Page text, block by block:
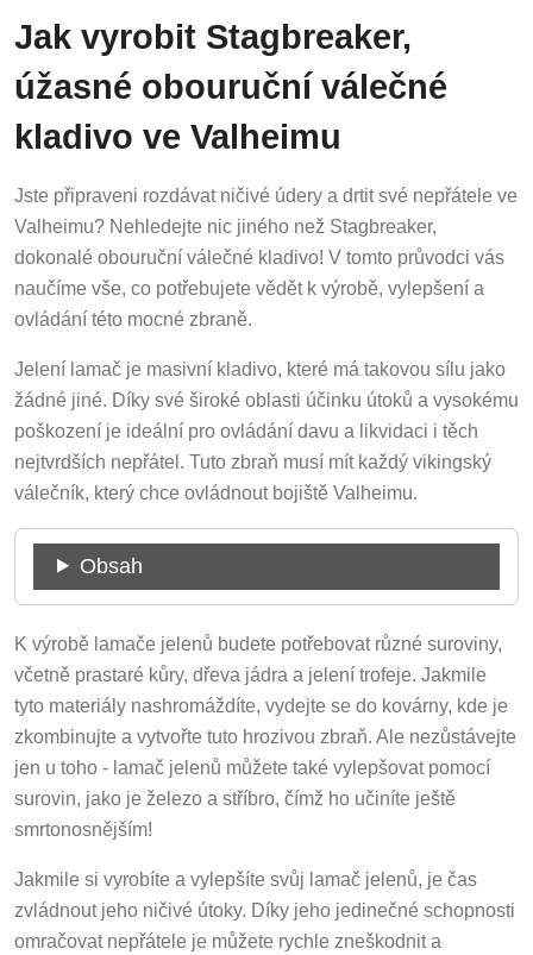
Jak vyrobit Stagbreaker,
úžasné obouruční válečné
kladivo ve Valheimu
Jste připraveni rozdávat ničivé údery a drtit své nepřátele ve
Valheimu? Nehledejte nic jiného než Stagbreaker,
dokonalé obouruční válečné kladivo! V tomto průvodci vás
naučíme vše, co potřebujete vědět k výrobě, vylepšení a
ovládání této mocné zbraně.
Jelení lamač je masivní kladivo, které má takovou sílu jako
žádné jiné. Díky své široké oblasti účinku útoků a vysokému
poškození je ideální pro ovládání davu a likvidaci i těch
nejtvrdších nepřátel. Tuto zbraň musí mít každý vikingský
válečník, který chce ovládnout bojiště Valheimu.
Obsah
K výrobě lamače jelenů budete potřebovat různé suroviny,
včetně prastaré kůry, dřeva jádra a jelení trofeje. Jakmile
tyto materiály nashromáždíte, vydejte se do kovárny, kde je
zkombinujte a vytvořte tuto hrozivou zbraň. Ale nezůstávejte
jen u toho - lamač jelenů můžete také vylepšovat pomocí
surovin, jako je železo a stříbro, čímž ho učiníte ještě
smrtonosnějším!
Jakmile si vyrobíte a vylepšíte svůj lamač jelenů, je čas
zvládnout jeho ničivé útoky. Díky jeho jedinečné schopnosti
omračovat nepřátele je můžete rychle zneškodnit a